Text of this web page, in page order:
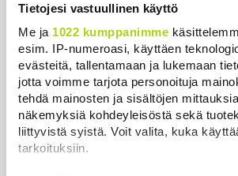
Tietojesi vastuullinen käyttö
Me ja 1022 kumppanimme
esim. IP-numeroasi, käyttäen
evästeitä, tallentamaan ja lukemaan
jotta voimme tarjota personoituja
tehdä mainosten ja sisältöjen
näkemyksiä kohdeyleisöstä sekä
liittyvistä syistä. Voit valita, kuka
tarkoituksiin.
Espanja uhkaa Italiaa vastatoimilla
Uutiset | 7.8.2026 16:55
Sianlihaa voi jälleen viedä Etelä-
Seelantiin
Uutiset | 7.8.2026 16:44